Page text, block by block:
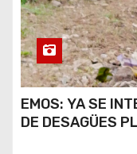
EMOS: YA SE
DE DESAGÜES